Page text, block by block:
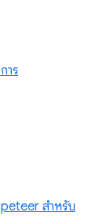
าร
สำหรับ